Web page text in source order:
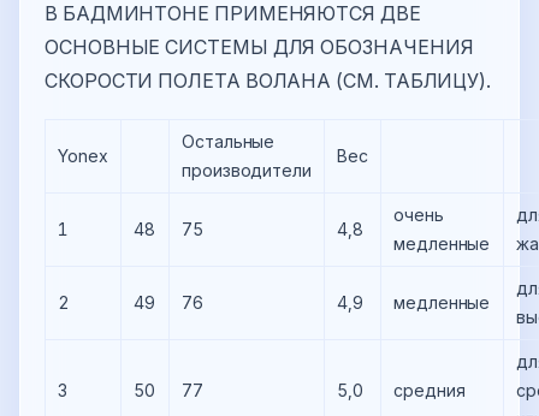
В БАДМИНТОНЕ ПРИМЕНЯЮТСЯ ДВЕ
ОСНОВНЫЕ СИСТЕМЫ ДЛЯ ОБОЗНАЧЕНИЯ
СКОРОСТИ ПОЛЕТА ВОЛАНА (СМ. ТАБЛИЦУ).
Yonex
Остальные
производители
Вес
1 48 75 4,8
очень
медленные
2 49 76 4,9 медленные
3 50 77 5,0 средния